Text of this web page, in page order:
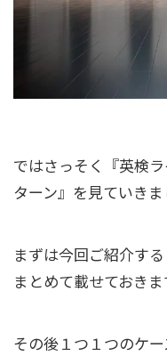
ではさっそく『英検
ターン』を見ていきま
まずは今回ご紹介す
まとめて載せておきま
その後１つ１つのケ